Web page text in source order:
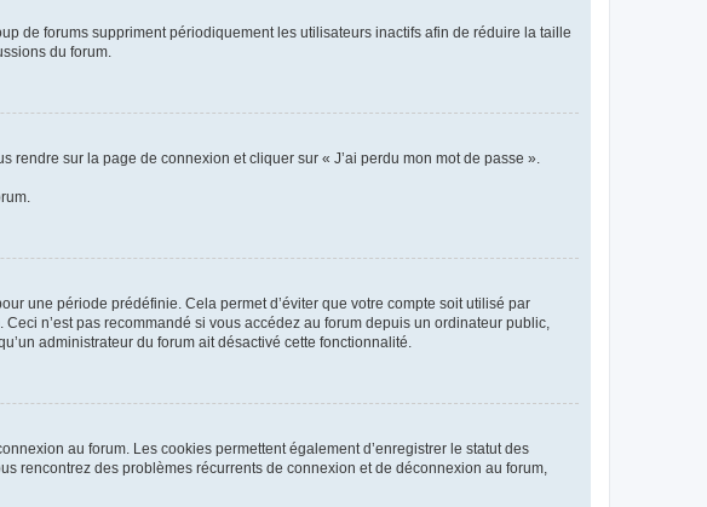
de forums suppriment périodiquement les utilisateurs inactifs afin de réduire la taille
du forum.
sur la page de connexion et cliquer sur « J’ai perdu mon mot de passe ».
une période prédéfinie. Cela permet d’éviter que votre compte soit utilisé par
n’est pas recommandé si vous accédez au forum depuis un ordinateur public,
administrateur du forum ait désactivé cette fonctionnalité.
au forum. Les cookies permettent également d’enregistrer le statut des
rencontrez des problèmes récurrents de connexion et de déconnexion au forum,